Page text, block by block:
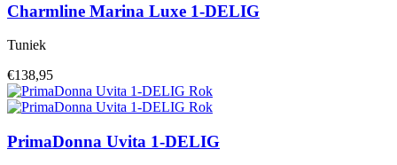
Charmline Marina Luxe 1-DELIG
Tuniek
€138,95
PrimaDonna Uvita 1-DELIG